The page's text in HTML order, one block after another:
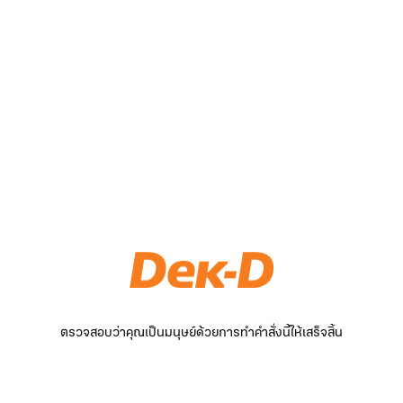
ตรวจสอบว่าคุณเป็นมนุษย์ด้วยการทำคำสั่งนี้ให้เสร็จสิ้น